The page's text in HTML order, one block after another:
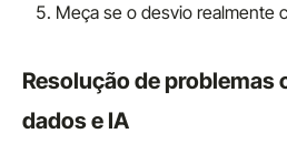
Meça se o desvio realmente
Resolução de problemas
dados e IA